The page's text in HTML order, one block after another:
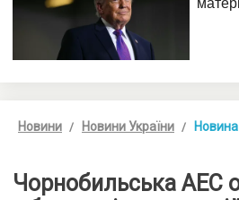
Новини Новини України Новина
Чорнобильська АЕС